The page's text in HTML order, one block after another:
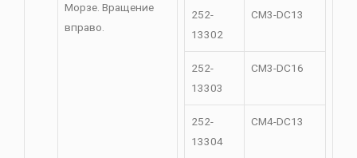
Морзе. Вращение
вправо.
252-
13302
CM3-DC13
252-
13303
CM3-DC16
252-
13304
CM4-DC13